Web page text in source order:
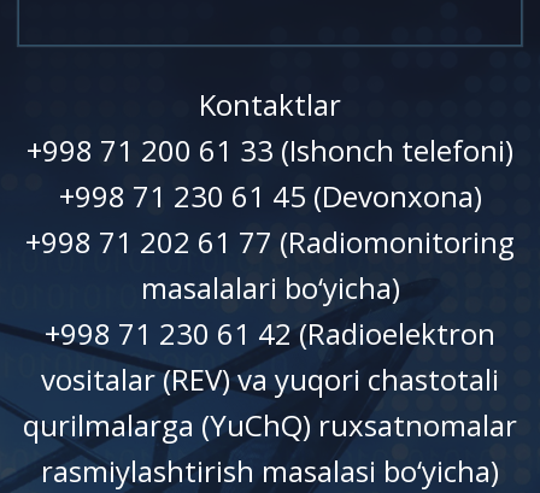
Kontaktlar
+998 71 200 61 33 (Ishonch telefoni)
+998 71 230 61 45 (Devonxonа)
+998 71 202 61 77 (Radiomonitoring
masalalari bo‘yicha)
+998 71 230 61 42 (Radioelektron
vositalar (REV) va yuqori chastotali
qurilmalarga (YuChQ) ruxsatnomalar
rasmiylashtirish masalasi bo‘yicha)